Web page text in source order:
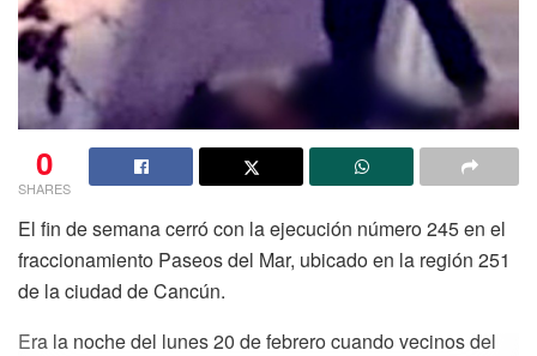
0
SHARES
El fin de semana cerró con la ejecución número 245 en el
fraccionamiento Paseos del Mar, ubicado en la región 251
de la ciudad de Cancún.
Era la noche del lunes 20 de febrero cuando vecinos del